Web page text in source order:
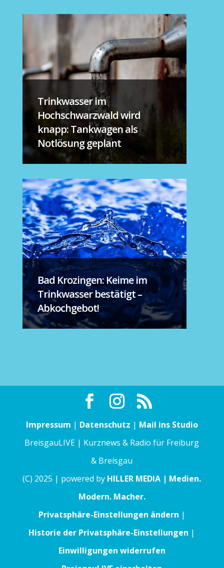
Trinkwasser im
Hochschwarzwald wird
knapp: Tankwagen als
Notlösung geplant
Bad Krozingen: Keime im
Trinkwasser bestätigt –
Abkochgebot!
Impressum | Datenschutz | Mail ins Studio
BreisgauLIVE | Kurznews & Radio für Freiburg
& Breisgau
(C) 2025 | powered by HILLER MEDIA | Medien.
Modern. Macher.
Privatsphäre-Einstellungen ändern |
Historie der Privatsphäre-Einstellungen |
Einwilligungen widerrufen